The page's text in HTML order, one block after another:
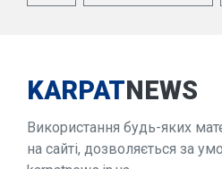
KARPATNEWS
Використання будь-яких
на сайті, дозволяється за